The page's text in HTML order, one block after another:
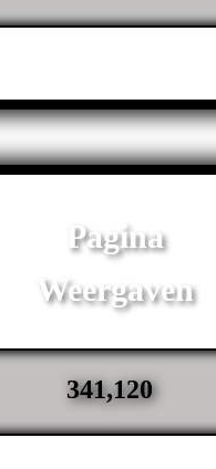
Pagina
Weergaven
341,120